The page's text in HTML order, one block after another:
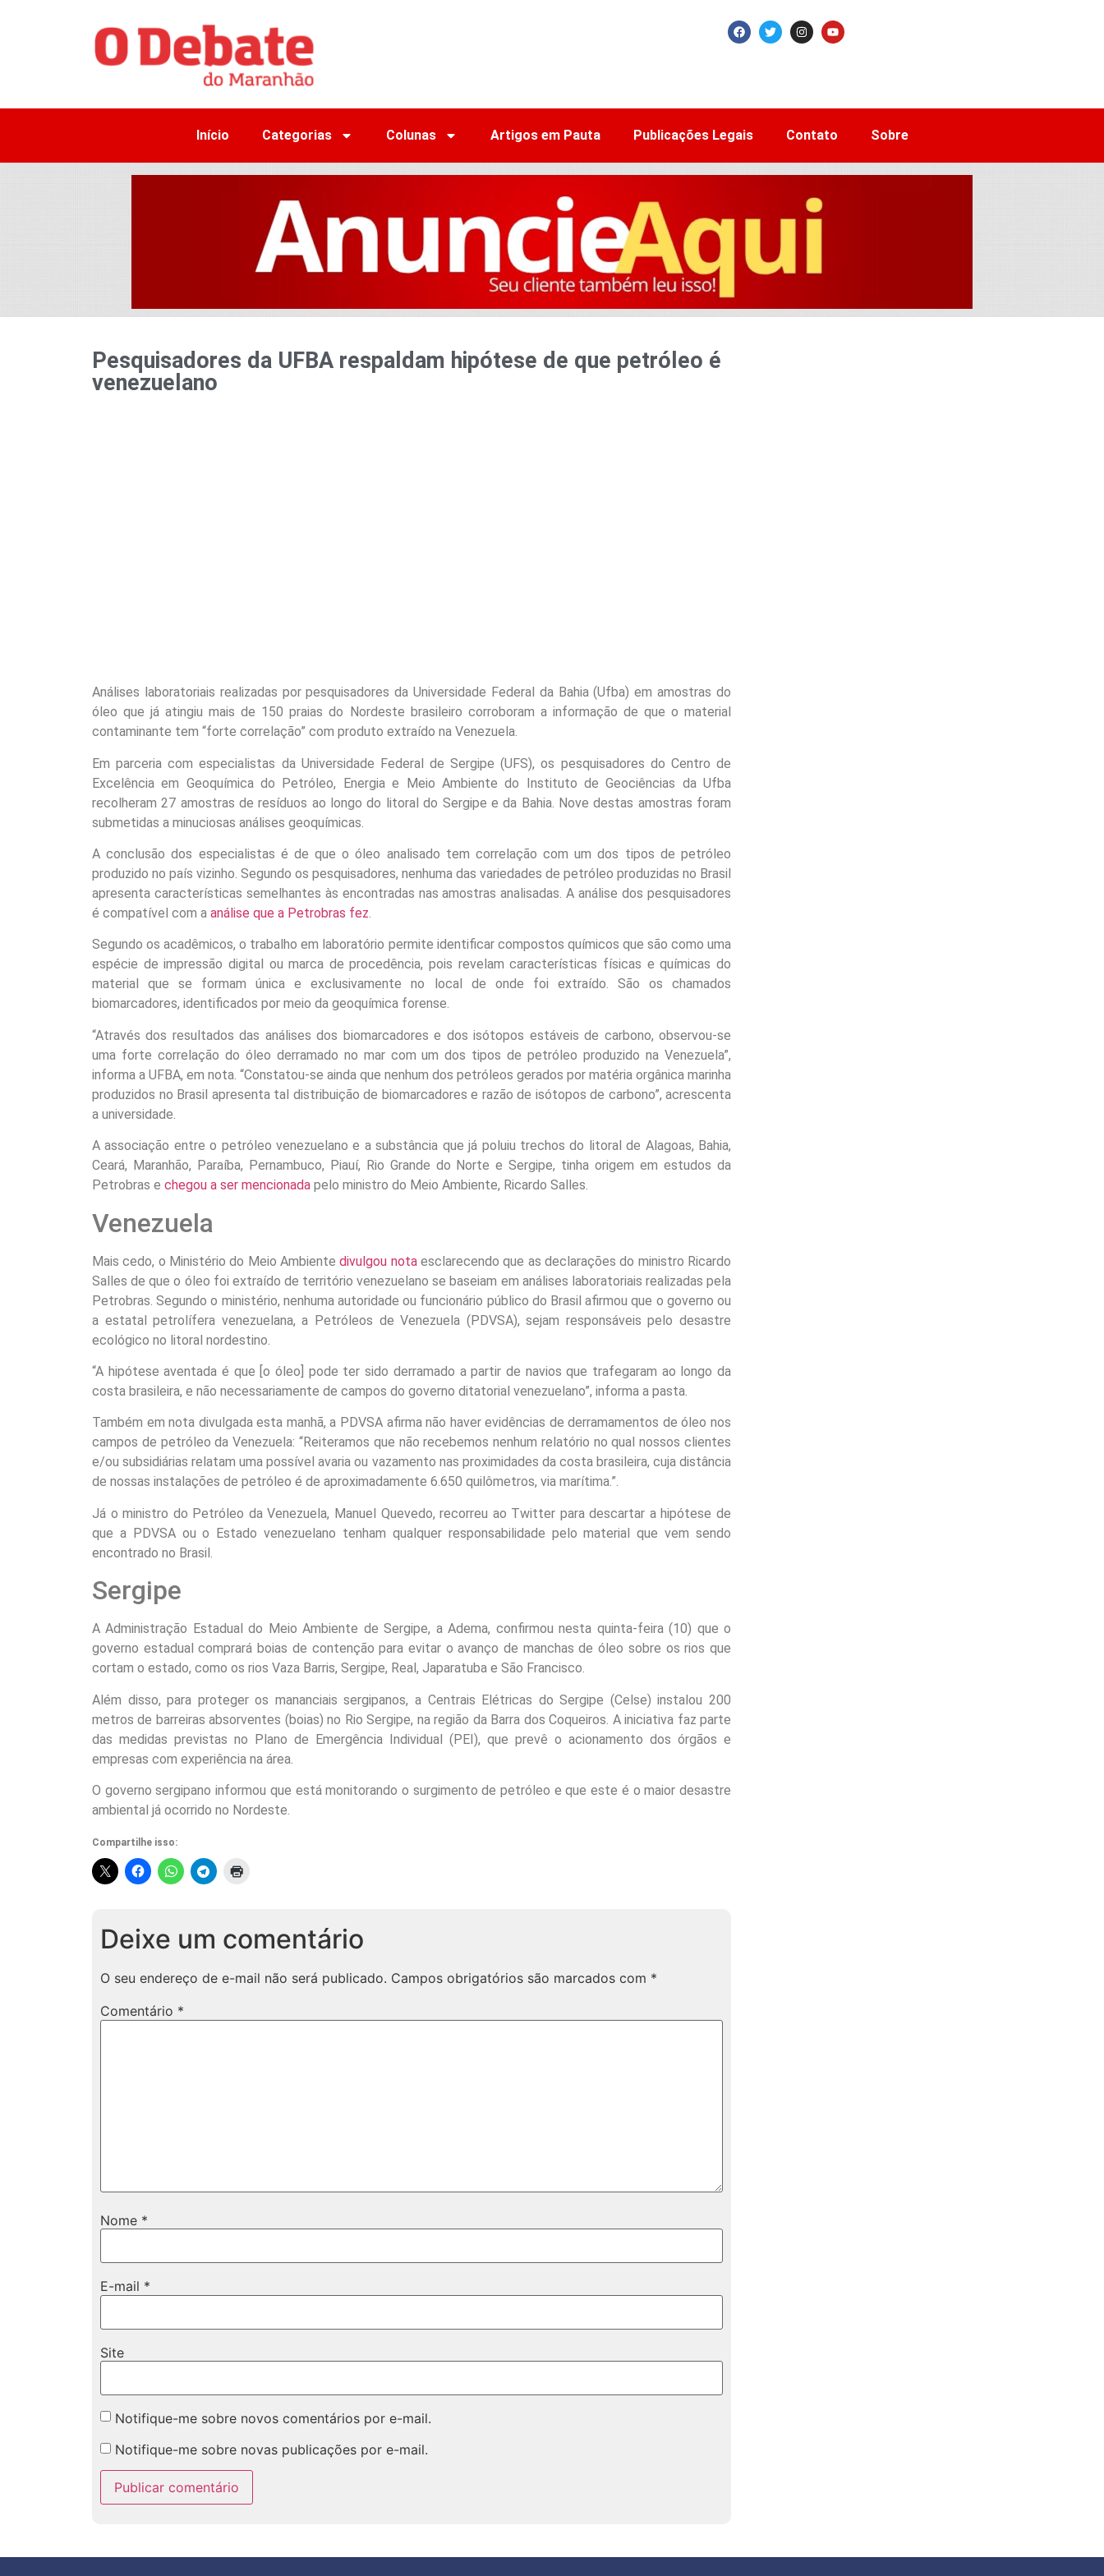
Início Categorias Colunas Artigos em Pauta Publicações Legais Contato Sobre
Pesquisadores da UFBA respaldam hipótese de que petróleo é
venezuelano
Análises laboratoriais realizadas por pesquisadores da Universidade Federal da Bahia (Ufba) em amostras do
óleo que já atingiu mais de 150 praias do Nordeste brasileiro corroboram a informação de que o material
contaminante tem “forte correlação” com produto extraído na Venezuela.
Em parceria com especialistas da Universidade Federal de Sergipe (UFS), os pesquisadores do Centro de
Excelência em Geoquímica do Petróleo, Energia e Meio Ambiente do Instituto de Geociências da Ufba
recolheram 27 amostras de resíduos ao longo do litoral do Sergipe e da Bahia. Nove destas amostras foram
submetidas a minuciosas análises geoquímicas.
A conclusão dos especialistas é de que o óleo analisado tem correlação com um dos tipos de petróleo
produzido no país vizinho. Segundo os pesquisadores, nenhuma das variedades de petróleo produzidas no Brasil
apresenta características semelhantes às encontradas nas amostras analisadas. A análise dos pesquisadores
é compatível com a análise que a Petrobras fez.
Segundo os acadêmicos, o trabalho em laboratório permite identificar compostos químicos que são como uma
espécie de impressão digital ou marca de procedência, pois revelam características físicas e químicas do
material que se formam única e exclusivamente no local de onde foi extraído. São os chamados
biomarcadores, identificados por meio da geoquímica forense.
“Através dos resultados das análises dos biomarcadores e dos isótopos estáveis de carbono, observou-se
uma forte correlação do óleo derramado no mar com um dos tipos de petróleo produzido na Venezuela”,
informa a UFBA, em nota. “Constatou-se ainda que nenhum dos petróleos gerados por matéria orgânica marinha
produzidos no Brasil apresenta tal distribuição de biomarcadores e razão de isótopos de carbono”, acrescenta
a universidade.
A associação entre o petróleo venezuelano e a substância que já poluiu trechos do litoral de Alagoas, Bahia,
Ceará, Maranhão, Paraíba, Pernambuco, Piauí, Rio Grande do Norte e Sergipe, tinha origem em estudos da
Petrobras e chegou a ser mencionada pelo ministro do Meio Ambiente, Ricardo Salles.
Venezuela
Mais cedo, o Ministério do Meio Ambientedivulgou notaesclarecendo que as declarações do ministro Ricardo
Salles de que o óleo foi extraído de território venezuelano se baseiam em análises laboratoriais realizadas pela
Petrobras. Segundo o ministério, nenhuma autoridade ou funcionário público do Brasil afirmou que o governo ou
a estatal petrolífera venezuelana, a Petróleos de Venezuela (PDVSA), sejam responsáveis pelo desastre
ecológico no litoral nordestino.
“A hipótese aventada é que [o óleo] pode ter sido derramado a partir de navios que trafegaram ao longo da
costa brasileira, e não necessariamente de campos do governo ditatorial venezuelano”, informa a pasta.
Também em nota divulgada esta manhã, a PDVSA afirma não haver evidências de derramamentos de óleo nos
campos de petróleo da Venezuela: “Reiteramos que não recebemos nenhum relatório no qual nossos clientes
e/ou subsidiárias relatam uma possível avaria ou vazamento nas proximidades da costa brasileira, cuja distância
de nossas instalações de petróleo é de aproximadamente 6.650 quilômetros, via marítima.”.
Já o ministro do Petróleo da Venezuela, Manuel Quevedo, recorreu ao Twitter para descartar a hipótese de
que a PDVSA ou o Estado venezuelano tenham qualquer responsabilidade pelo material que vem sendo
encontrado no Brasil.
Sergipe
A Administração Estadual do Meio Ambiente de Sergipe, a Adema, confirmou nesta quinta-feira (10) que o
governo estadual comprará boias de contenção para evitar o avanço de manchas de óleo sobre os rios que
cortam o estado, como os rios Vaza Barris, Sergipe, Real, Japaratuba e São Francisco.
Além disso, para proteger os mananciais sergipanos, a Centrais Elétricas do Sergipe (Celse) instalou 200
metros de barreiras absorventes (boias) no Rio Sergipe, na região da Barra dos Coqueiros. A iniciativa faz parte
das medidas previstas no Plano de Emergência Individual (PEI), que prevê o acionamento dos órgãos e
empresas com experiência na área.
O governo sergipano informou que está monitorando o surgimento de petróleo e que este é o maior desastre
ambiental já ocorrido no Nordeste.
Compartilhe isso:
Deixe um comentário
O seu endereço de e-mail não será publicado. Campos obrigatórios são marcados com *
Comentário *
Nome *
E-mail *
Site
Notifique-me sobre novos comentários por e-mail.
Notifique-me sobre novas publicações por e-mail.